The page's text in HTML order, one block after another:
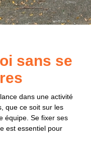
sans se
dans une activité
que ce soit sur les
équipe. Se fixer ses
est essentiel pour